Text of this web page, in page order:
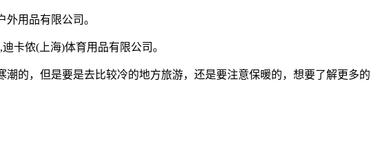
用品有限公司。
卡侬(上海)体育用品有限公司。
潮的，但是要是去比较冷的地方旅游，还是要注意保暖的，想要了解更多的